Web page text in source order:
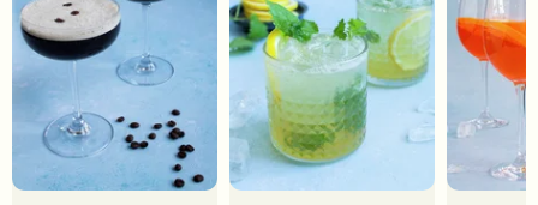
favoritter
og
ingefærøl
-
legg
til
favoritter